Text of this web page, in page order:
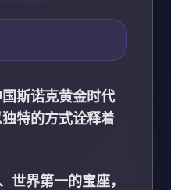
斯诺克黄金时代
特的方式诠释着
世界第一的宝座，